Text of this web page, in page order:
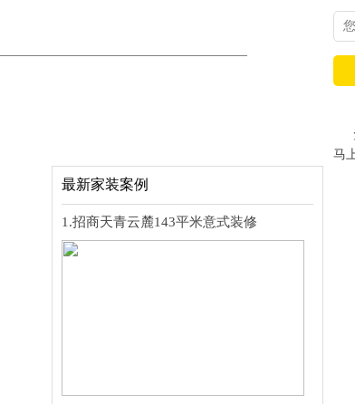
马
最新家装案例
1.招商天青云麓143平米意式装修